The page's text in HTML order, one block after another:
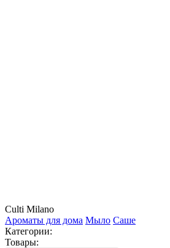
Culti Milano
Ароматы для дома Мыло Саше
Категории:
Товары: